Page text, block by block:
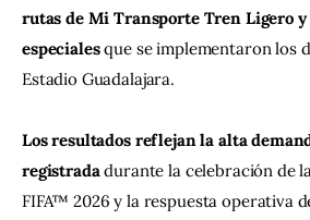
rutas de Mi Transporte Tren Ligero y
especiales que se implementaron los
Estadio Guadalajara.
Los resultados reflejan la alta
registrada durante la celebración de
FIFA™ 2026 y la respuesta operativa